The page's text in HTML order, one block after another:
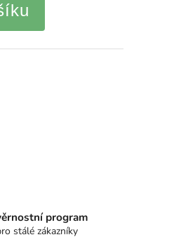
program
stálé zákazníky